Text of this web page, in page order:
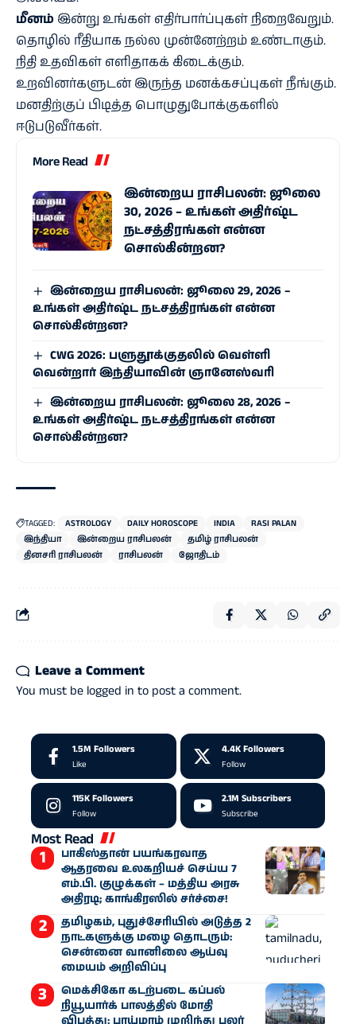
மீனம் இன்று உங்கள் எதிர்பார்ப்புகள் நிறைவேறும்.
தொழில் ரீதியாக நல்ல முன்னேற்றம் உண்டாகும்.
நிதி உதவிகள் எளிதாகக் கிடைக்கும்.
உறவினர்களுடன் இருந்த மனக்கசப்புகள் நீங்கும்.
மனதிற்குப் பிடித்த பொழுதுபோக்குகளில்
ஈடுபடுவீர்கள்.
More Read
இன்றைய ராசிபலன்: ஜூலை
30, 2026 – உங்கள் அதிர்ஷ்ட
நட்சத்திரங்கள் என்ன
சொல்கின்றன?
இன்றைய ராசிபலன்: ஜூலை 29, 2026 –
உங்கள் அதிர்ஷ்ட நட்சத்திரங்கள் என்ன
சொல்கின்றன?
CWG 2026: பளுதூக்குதலில் வெள்ளி
வென்றார் இந்தியாவின் ஞானேஸ்வரி
இன்றைய ராசிபலன்: ஜூலை 28, 2026 –
உங்கள் அதிர்ஷ்ட நட்சத்திரங்கள் என்ன
சொல்கின்றன?
TAGGED: ASTROLOGY DAILY HOROSCOPE INDIA
RASI PALAN
இந்தியா
இன்றைய ராசிபலன்
தமிழ் ராசிபலன்
தினசரி ராசிபலன்
ராசிபலன் ஜோதிடம்
Leave a Comment
You must be logged in to post a comment.
1.5M Followers
Like
4.4K Followers
Follow
115KFollowers
Follow
2.1M Subscribers
Subscribe
Most Read
பாகிஸ்தான் பயங்கரவாத
ஆதரவை உலகறியச் செய்ய 7
எம்.பி. குழுக்கள் – மத்திய அரசு
அதிரடி; காங்கிரஸில் சர்ச்சை!
தமிழகம், புதுச்சேரியில் அடுத்த 2
நாட்களுக்கு மழை தொடரும்:
சென்னை வானிலை ஆய்வு
மையம் அறிவிப்பு
மெக்சிகோ கடற்படை கப்பல்
நியூயார்க் பாலத்தில் மோதி
விபத்து: பாய்மரம் முறிந்து பலர்